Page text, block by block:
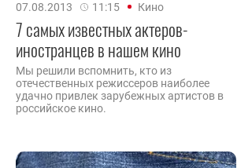
07.08.2013 11:15 Кино
7 самых известных актеров-
иностранцев в нашем кино
Мы решили вспомнить, кто из
отечественных режиссеров наиболее
удачно привлек зарубежных артистов в
российское кино.